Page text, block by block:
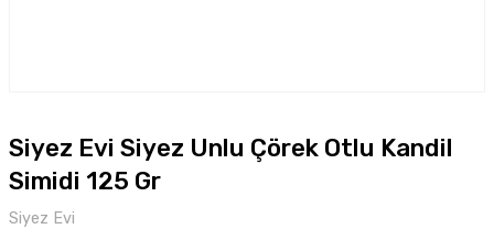
Siyez Evi Siyez Unlu Çörek Otlu Kandil
Simidi 125 Gr
Siyez Evi